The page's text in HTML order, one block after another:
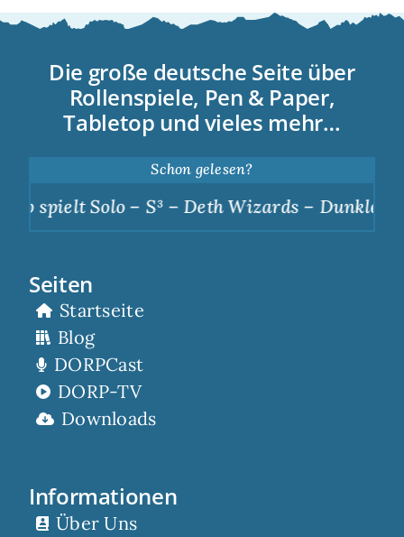
Die große deutsche Seite über
Rollenspiele, Pen & Paper,
Tabletop und vieles mehr…
Schon gelesen?
Solo – S³ – Deth Wizards – Dunkle Apotheose
Seiten
Startseite
Blog
DORPCast
DORP-TV
Downloads
Informationen
Über Uns